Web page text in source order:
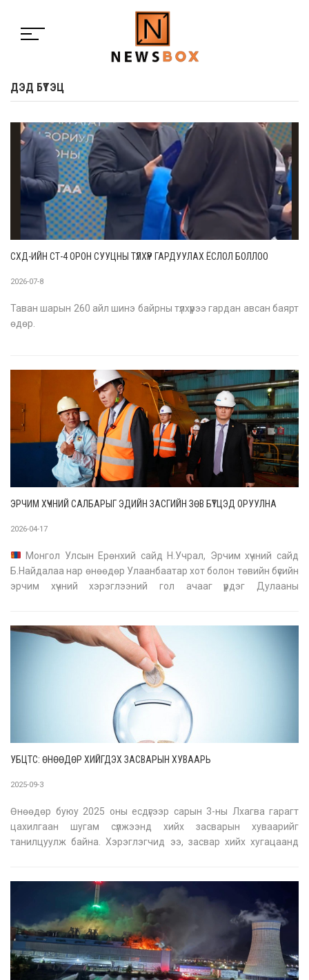
ДЭД БҮТЭЦ
СХД-ИЙН СТ-4 ОРОН СУУЦНЫ ТҮЛХҮҮР ГАРДУУЛАХ ЁСЛОЛ БОЛЛОО
2026-07-8
Таван шарын 260 айл шинэ байрны түлхүүрээ гардан авсан баярт
өдөр.
ЭРЧИМ ХҮЧНИЙ САЛБАРЫГ ЭДИЙН ЗАСГИЙН ЗӨВ БҮТЦЭД ОРУУЛНА
2026-04-17
Монгол Улсын Ерөнхий сайд Н.Учрал, Эрчим хүчний сайд
Б.Найдалаа нар өнөөдөр Улаанбаатар хот болон төвийн бүсийн
эрчим хүчний хэрэглээний гол ачааг үүрдэг Дулааны
цагт хангалттай хи
УБЦТС: ӨНӨӨДӨР ХИЙГДЭХ ЗАСВАРЫН ХУВААРЬ
2025-09-3
Өнөөдөр буюу 2025 оны есдүгээр сарын 3-ны Лхагва гарагт
цахилгаан шугам сүлжээнд хийх засварын хуваарийг
танилцуулж байна. Хэрэглэгчид ээ, засвар хийх хугацаанд
бүртгэлтэй утасны дугаарт